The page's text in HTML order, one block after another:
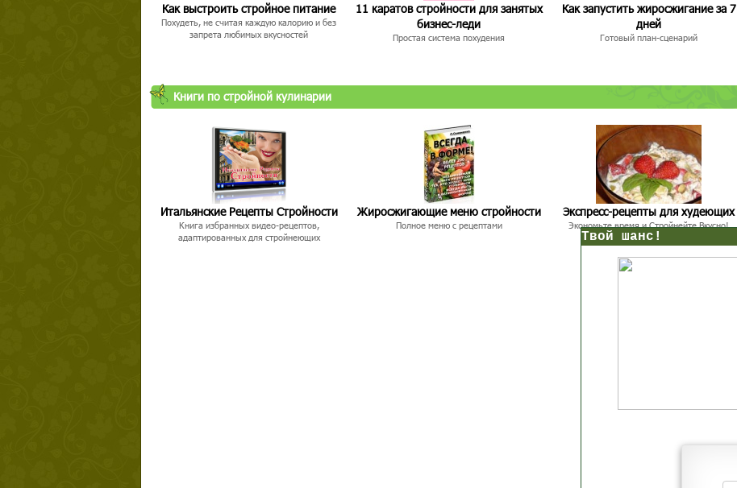
Как выстроить стройное питание
Похудеть, не считая каждую калорию и без
запрета любимых вкусностей
11 каратов стройности для занятых
бизнес-леди
Простая система похудения
Как запустить жиросжигание за 7
дней
Готовый план-сценарий
Книги по стройной кулинарии
Итальянские Рецепты Стройности
Книга избранных видео-рецептов,
адаптированных для стройнеющих
Жиросжигающие меню стройности
Полное меню с рецептами
Экспресс-рецепты для худеющих
Экономьте время и Стройнейте Вкусно!
Твой шанс!